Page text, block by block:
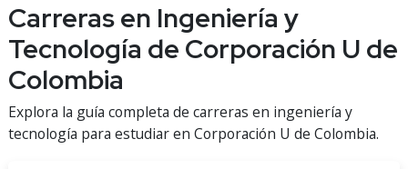
Carreras en Ingeniería y
Tecnología de Corporación U de
Colombia
Explora la guía completa de carreras en ingeniería y
tecnología para estudiar en Corporación U de Colombia.